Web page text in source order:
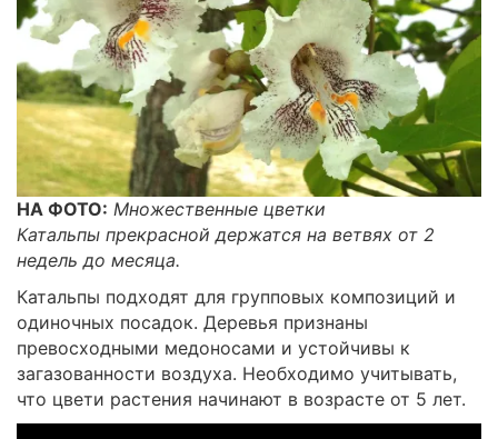
НА ФОТО: Множественные цветки
Катальпы прекрасной держатся на ветвях от 2
недель до месяца.
Катальпы подходят для групповых композиций и
одиночных посадок. Деревья признаны
превосходными медоносами и устойчивы к
загазованности воздуха. Необходимо учитывать,
что цвети растения начинают в возрасте от 5 лет.